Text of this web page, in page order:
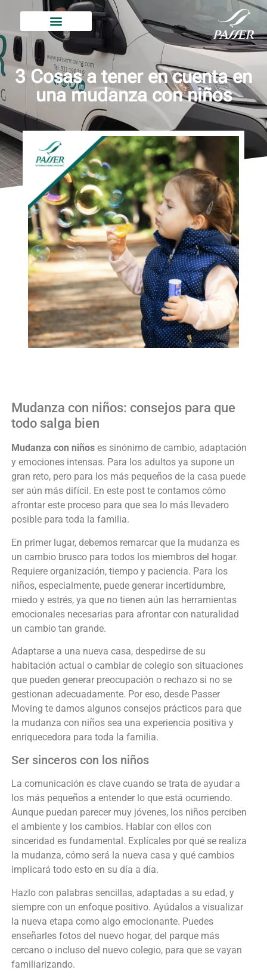
3 Cosas a tener en cuenta en
una mudanza con niños
Mudanza con niños: consejos para que
todo salga bien
Mudanza con niñoses sinónimo de cambio, adaptación
y emociones intensas. Para los adultos ya supone un
gran reto, pero para los más pequeños de la casa puede
ser aún más difícil. En este post te contamos cómo
afrontar este proceso para que sea lo más llevadero
posible para toda la familia.
En primer lugar, debemos remarcar que la mudanza es
un cambio brusco para todos los miembros del hogar.
Requiere organización, tiempo y paciencia. Para los
niños, especialmente, puede generar incertidumbre,
miedo y estrés, ya que no tienen aún las herramientas
emocionales necesarias para afrontar con naturalidad
un cambio tan grande.
Adaptarse a una nueva casa, despedirse de su
habitación actual o cambiar de colegio son situaciones
que pueden generar preocupación o rechazo si no se
gestionan adecuadamente. Por eso, desde Passer
Moving te damos algunos consejos prácticos para que
la mudanza con niños sea una experiencia positiva y
enriquecedora para toda la familia.
Ser sinceros con los niños
La comunicación es clave cuando se trata de ayudar a
los más pequeños a entender lo que está ocurriendo.
Aunque puedan parecer muy jóvenes, los niños perciben
el ambiente y los cambios. Hablar con ellos con
sinceridad es fundamental. Explícales por qué se realiza
la mudanza, cómo será la nueva casa y qué cambios
implicará todo esto en su día a día.
Hazlo con palabras sencillas, adaptadas a su edad, y
siempre con un enfoque positivo. Ayúdalos a visualizar
la nueva etapa como algo emocionante. Puedes
enseñarles fotos del nuevo hogar, del parque más
cercano o incluso del nuevo colegio, para que se vayan
familiarizando.